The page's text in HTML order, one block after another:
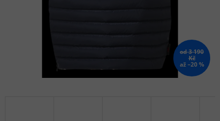
od 3 190
Kč
až –20 %